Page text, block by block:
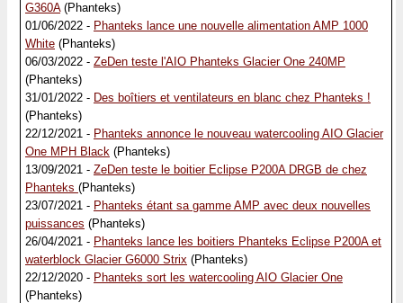
G360A(Phanteks)
01/06/2022 - Phanteks lance une nouvelle alimentation AMP 1000
White (Phanteks)
06/03/2022 - ZeDen teste l'AIO Phanteks Glacier One 240MP
(Phanteks)
31/01/2022 - Des boîtiers et ventilateurs en blanc chez Phanteks !
(Phanteks)
22/12/2021 - Phanteks annonce le nouveau watercooling AIO Glacier
One MPH Black (Phanteks)
13/09/2021 - ZeDen teste le boitier Eclipse P200A DRGB de chez
Phanteks (Phanteks)
23/07/2021 - Phanteks étant sa gamme AMP avec deux nouvelles
puissances (Phanteks)
26/04/2021 - Phanteks lance les boitiers Phanteks Eclipse P200A et
waterblock Glacier G6000 Strix (Phanteks)
22/12/2020 - Phanteks sort les watercooling AIO Glacier One
(Phanteks)